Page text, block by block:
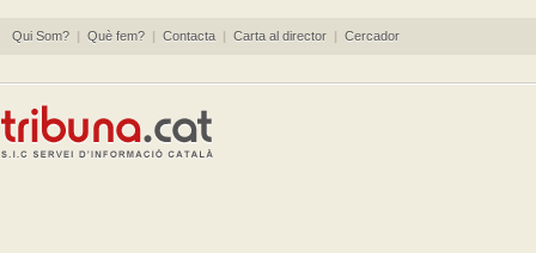
Qui Som? | Què fem? | Contacta | Carta al director | Cercador